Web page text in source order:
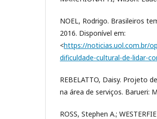
NOEL, Rodrigo. Brasileiros
2016. Disponível em:
<https://noticias.uol.com.br/
dificuldade-cultural-de-lidar-
REBELATTO, Daisy. Projeto
na área de serviços. Barueri:
ROSS, Stephen A.;